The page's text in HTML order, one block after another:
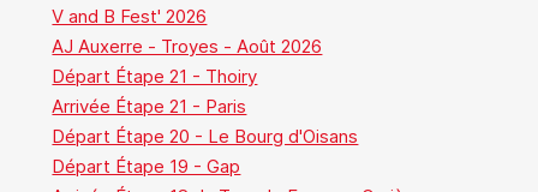
V and B Fest' 2026
AJ Auxerre - Troyes - Août 2026
Départ Étape 21 - Thoiry
Arrivée Étape 21 - Paris
Départ Étape 20 - Le Bourg d'Oisans
Départ Étape 19 - Gap